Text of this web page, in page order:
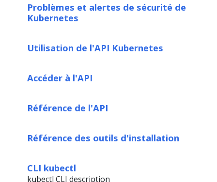
Problèmes et alertes de sécurité de
Kubernetes
Utilisation de l'API Kubernetes
Accéder à l'API
Référence de l'API
Référence des outils d'installation
CLI kubectl
kubectl CLI description